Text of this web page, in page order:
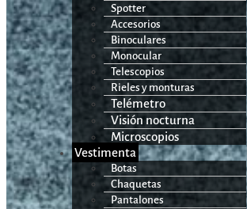
Spotter
Accesorios
Binoculares
Monocular
Telescopios
Rieles y monturas
Telémetro
Visión nocturna
Microscopios
Vestimenta
Botas
Chaquetas
Pantalones